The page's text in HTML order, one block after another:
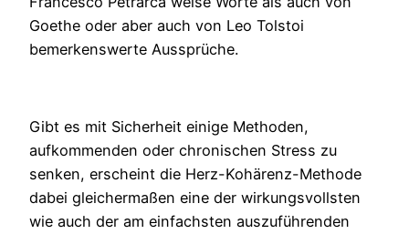
Goethe oder aber auch von Leo Tolstoi
bemerkenswerte Aussprüche.
Gibt es mit Sicherheit einige Methoden,
aufkommenden oder chronischen Stress zu
senken, erscheint die Herz-Kohärenz-Methode
dabei gleichermaßen eine der wirkungsvollsten
wie auch der am einfachsten auszuführenden